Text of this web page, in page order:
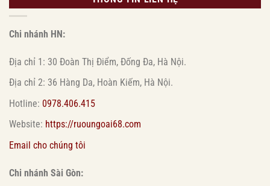
Chi nhánh HN:
Địa chỉ 1: 30 Đoàn Thị Điểm, Đống Đa, Hà Nội.
Địa chỉ 2: 36 Hàng Da, Hoàn Kiếm, Hà Nội.
Hotline: 0978.406.415
Website: https://ruoungoai68.com
Email cho chúng tôi
Chi nhánh Sài Gòn: